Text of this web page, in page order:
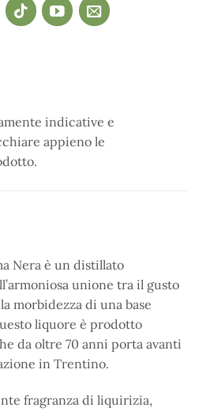
indicative e
appieno le
Nera è un distillato
unione tra il gusto
morbidezza di una base
liquore è prodotto
da oltre 70 anni porta avanti
in Trentino.
fragranza di liquirizia,